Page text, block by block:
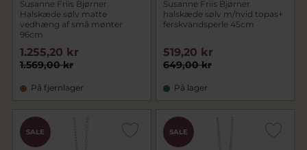
Susanne Friis Bjørner
Halskæde sølv matte
vedhæng af små mønter
96cm
1.569,00 kr
1.255,20 kr
På fjernlager
Susanne Friis Bjørner
halskæde sølv m/hvid topas+
ferskvandsperle 45cm
649,00 kr
519,20 kr
På lager
SALE SALE